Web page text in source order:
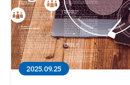
2025.09.25